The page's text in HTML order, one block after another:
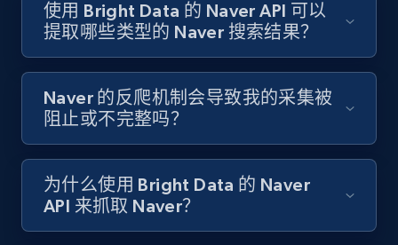
使用 Bright Data 的 Naver API 可以
提取哪些类型的 Naver 搜索结果？
Naver 的反爬机制会导致我的采集被
阻止或不完整吗？
为什么使用 Bright Data 的 Naver
API 来抓取 Naver？